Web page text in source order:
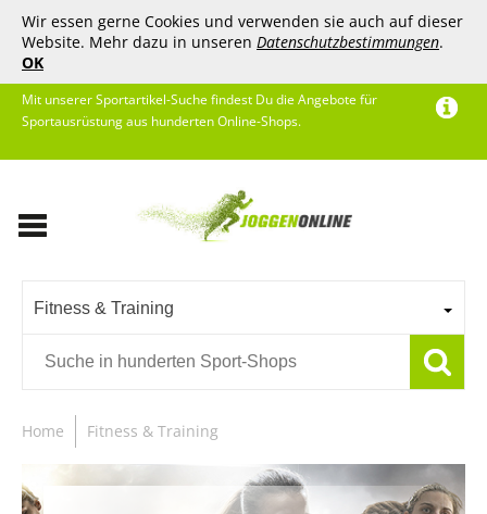
Wir essen gerne Cookies und verwenden sie auch auf dieser
Website. Mehr dazu in unseren Datenschutzbestimmungen.
OK
Mit unserer Sportartikel-Suche findest Du die Angebote für
Sportausrüstung aus hunderten Online-Shops.
Fitness & Training
Home Fitness & Training